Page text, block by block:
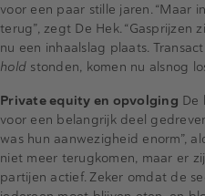
voor een paar stille jaren. “Maar
terug”, zegt De Hek. “Gasprijzen
nu een inhaalslag plaats.
hold stonden, komen nu alsnog
Private equity en opvolging De
voor een belangrijk deel
was hun aanwezigheid enorm”,
niet meer terugkomen, maar er
partijen actief. Zeker omdat de